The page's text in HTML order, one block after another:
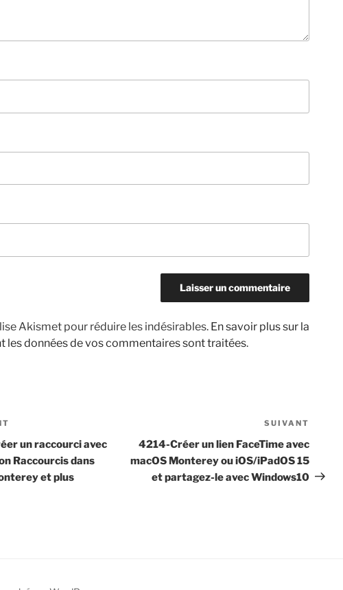
Akismet pour réduire les indésirables. En savoir plus sur la
les données de vos commentaires sont traitées.
un raccourci avec
Raccourcis dans
et plus
suivant
SUIVANT
4214-Créer un lien FaceTime avec
macOS Monterey ou iOS/iPadOS 15
et partagez-le avec Windows10